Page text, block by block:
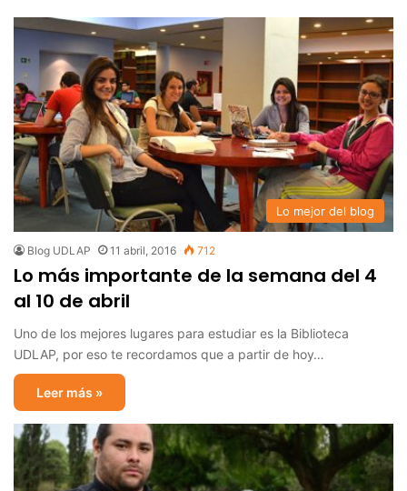
Lo mejor del blog
Blog UDLAP 11 abril, 2016 712
Lo más importante de la semana del 4
al 10 de abril
Uno de los mejores lugares para estudiar es la Biblioteca
UDLAP, por eso te recordamos que a partir de hoy…
Leer más »